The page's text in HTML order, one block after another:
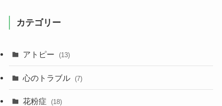
カテゴリー
アトピー (13)
心のトラブル (7)
花粉症 (18)